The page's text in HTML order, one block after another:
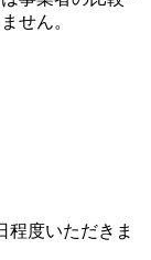
せん。
程度いただきま